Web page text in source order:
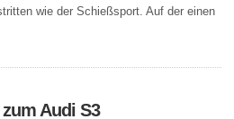
wie der Schießsport. Auf der einen
Audi S3